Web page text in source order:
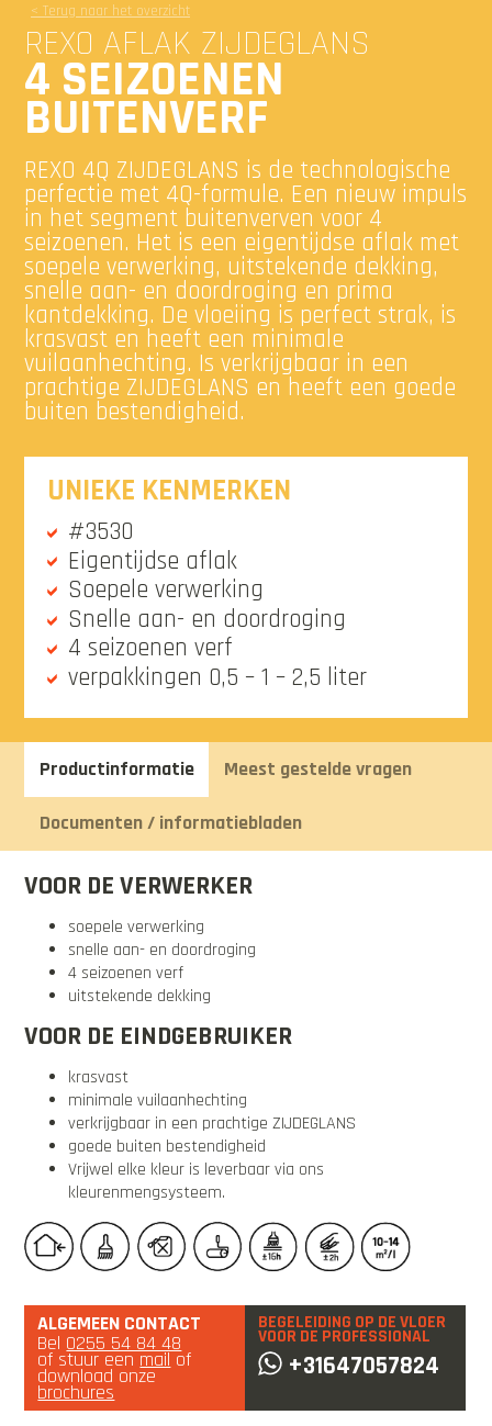
< Terug naar het overzicht
REXO AFLAK ZIJDEGLANS
4 SEIZOENEN
BUITENVERF
REXO 4Q ZIJDEGLANS is de technologische
perfectie met 4Q-formule. Een nieuw impuls
in het segment buitenverven voor 4
seizoenen. Het is een eigentijdse aflak met
soepele verwerking, uitstekende dekking,
snelle aan- en doordroging en prima
kantdekking. De vloeiing is perfect strak, is
krasvast en heeft een minimale
vuilaanhechting. Is verkrijgbaar in een
prachtige ZIJDEGLANS en heeft een goede
buiten bestendigheid.
UNIEKE KENMERKEN
#3530
Eigentijdse aflak
Soepele verwerking
Snelle aan- en doordroging
4 seizoenen verf
verpakkingen 0,5 – 1 – 2,5 liter
Productinformatie Meest gestelde vragen
Documenten / informatiebladen
VOOR DE VERWERKER
soepele verwerking
snelle aan- en doordroging
4 seizoenen verf
uitstekende dekking
VOOR DE EINDGEBRUIKER
krasvast
minimale vuilaanhechting
verkrijgbaar in een prachtige ZIJDEGLANS
goede buiten bestendigheid
Vrijwel elke kleur is leverbaar via ons
kleurenmengsysteem.
ALGEMEEN CONTACT
Bel 0255 54 84 48
of stuur eenmailof
download onze
brochures
BEGELEIDING OP DE VLOER
VOOR DE PROFESSIONAL
+31647057824